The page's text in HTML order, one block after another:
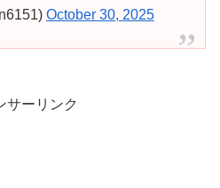
October 30, 2025
サーリンク